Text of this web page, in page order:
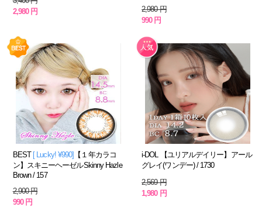
2,980 円
2,980 円
990 円
BEST[ Lucky! ¥990] 【１年カラコ
ン】スキニーヘーゼルSkinny Hazle
Brown / 157
2,900 円
990 円
i-DOL 【ユリアルデイリー】アール
グレイ(ワンデー) / 1730
2,569 円
1,980 円